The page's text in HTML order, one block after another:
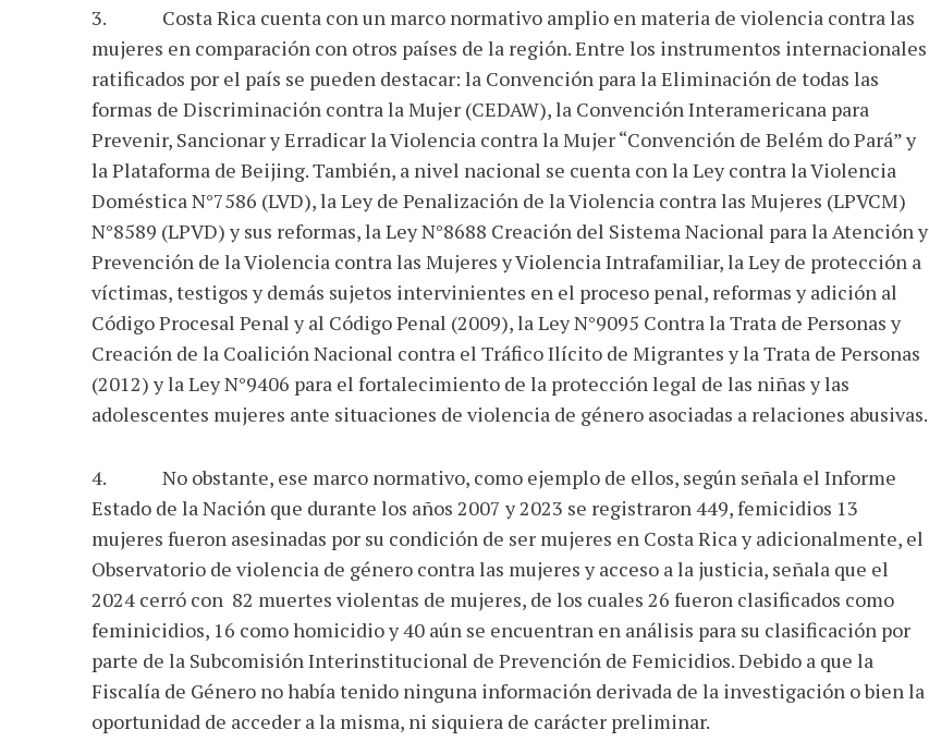
3. Costa Rica cuenta con un marco normativo amplio en materia de violencia contra las
mujeres en comparación con otros países de la región. Entre los instrumentos internacionales
ratificados por el país se pueden destacar: la Convención para la Eliminación de todas las
formas de Discriminación contra la Mujer (CEDAW), la Convención Interamericana para
Prevenir, Sancionar y Erradicar la Violencia contra la Mujer “Convención de Belém do Pará” y
la Plataforma de Beijing. También, a nivel nacional se cuenta con la Ley contra la Violencia
Doméstica N°7586 (LVD), la Ley de Penalización de la Violencia contra las Mujeres (LPVCM)
N°8589 (LPVD) y sus reformas, la Ley N°8688 Creación del Sistema Nacional para la Atención y
Prevención de la Violencia contra las Mujeres y Violencia Intrafamiliar, la Ley de protección a
víctimas, testigos y demás sujetos intervinientes en el proceso penal, reformas y adición al
Código Procesal Penal y al Código Penal (2009), la Ley N°9095 Contra la Trata de Personas y
Creación de la Coalición Nacional contra el Tráfico Ilícito de Migrantes y la Trata de Personas
(2012) y la Ley N°9406 para el fortalecimiento de la protección legal de las niñas y las
adolescentes mujeres ante situaciones de violencia de género asociadas a relaciones abusivas.
4. No obstante, ese marco normativo, como ejemplo de ellos, según señala el Informe
Estado de la Nación que durante los años 2007 y 2023 se registraron 449, femicidios 13
mujeres fueron asesinadas por su condición de ser mujeres en Costa Rica y adicionalmente, el
Observatorio de violencia de género contra las mujeres y acceso a la justicia, señala que el
2024 cerró con 82 muertes violentas de mujeres, de los cuales 26 fueron clasificados como
feminicidios, 16 como homicidio y 40 aún se encuentran en análisis para su clasificación por
parte de la Subcomisión Interinstitucional de Prevención de Femicidios. Debido a que la
Fiscalía de Género no había tenido ninguna información derivada de la investigación o bien la
oportunidad de acceder a la misma, ni siquiera de carácter preliminar.